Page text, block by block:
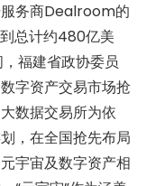
服务商Dealroom的
总计约480亿美
福建省政协委员
字资产交易市场抢
数据交易所为依
，在全国抢先布局
宇宙及数字资产相